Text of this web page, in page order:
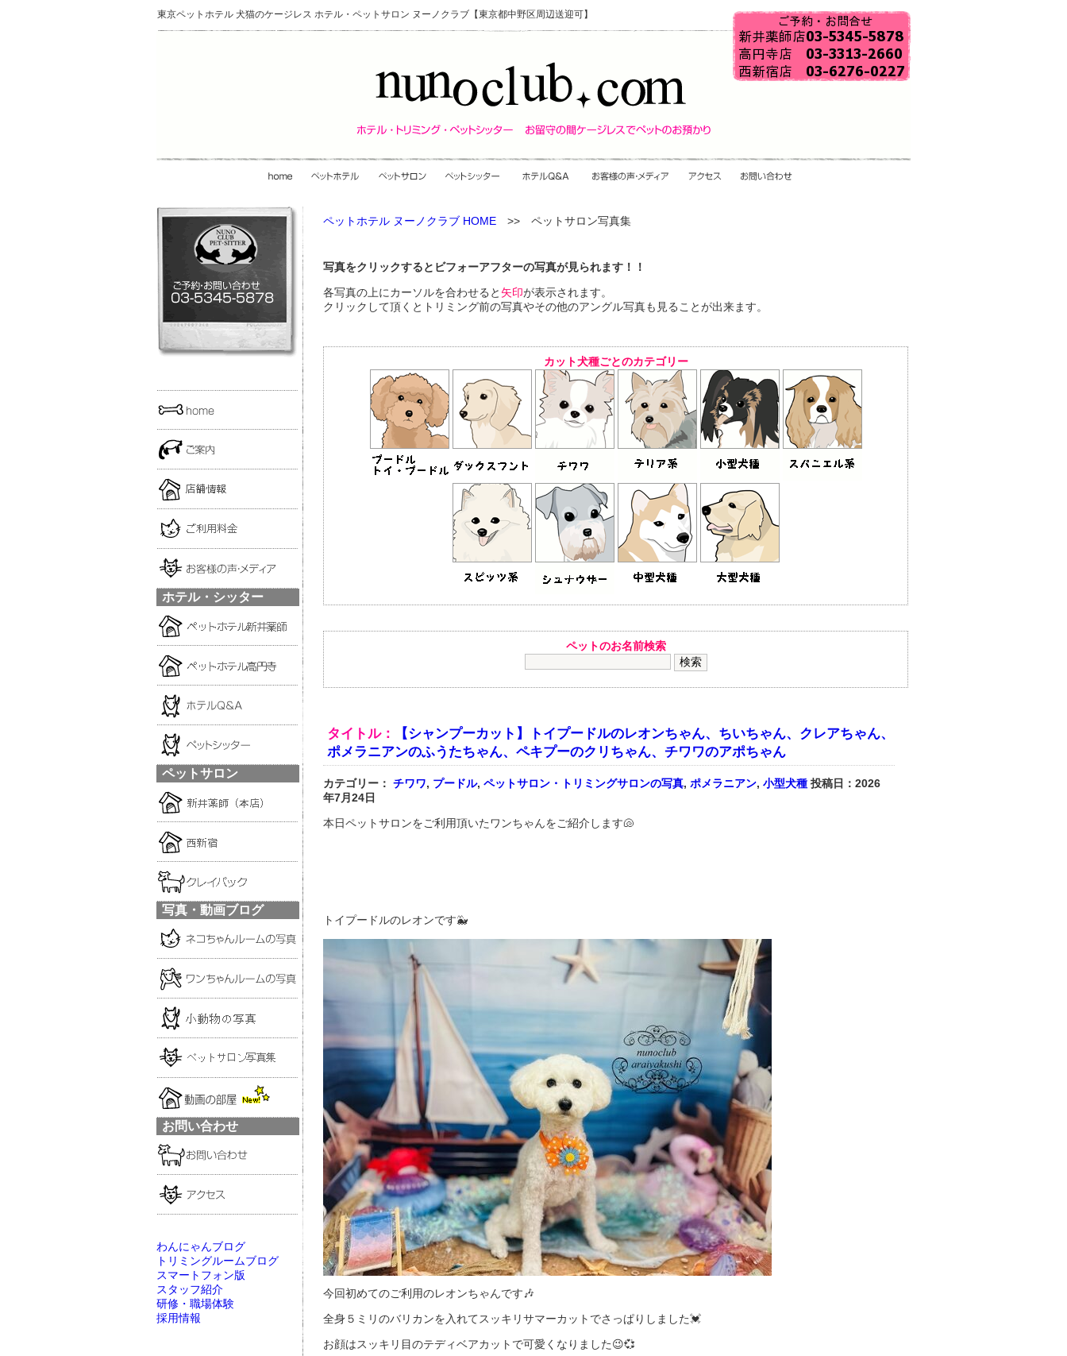
東京ペットホテル 犬猫のケージレス ホテル・ペットサロン ヌーノクラブ【東京都中野区周辺送迎可】
ホテル・シッター
ペットサロン
写真・動画ブログ
お問い合わせ
わんにゃんブログ
トリミングルームブログ
スマートフォン版
スタッフ紹介
研修・職場体験
採用情報
ペットホテル ヌーノクラブ HOME >> ペットサロン写真集
写真をクリックするとビフォーアフターの写真が見られます！！
各写真の上にカーソルを合わせると 矢印が表示されます。
クリックして頂くとトリミング前の写真やその他のアングル写真も見ることが出来ます。
カット犬種ごとのカテゴリー
ペットのお名前検索
タイトル：
【シャンプーカット】トイプードルのレオンちゃん、ちいちゃん、クレアちゃん、
ポメラニアンのふうたちゃん、ペキプーのクリちゃん、チワワのアポちゃん
カテゴリー： チワワ, プードル, ペットサロン・トリミングサロンの写真, ポメラニアン, 小型犬種 投稿日：2026
年7月24日
本日ペットサロンをご利用頂いたワンちゃんをご紹介します🐚
トイプードルのレオンです🐳
今回初めてのご利用のレオンちゃんです🎶
全身５ミリのバリカンを入れてスッキリサマーカットでさっぱりしました💓
お顔はスッキリ目のテディベアカットで可愛くなりました😉💞